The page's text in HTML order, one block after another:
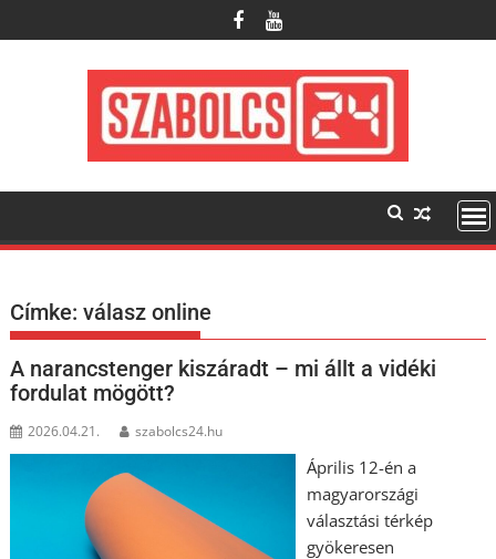
to
Címke:válasz online
A narancstenger kiszáradt – mi állt a vidéki
fordulat mögött?
2026.04.21. szabolcs24.hu
Április 12-én a
magyarországi
választási térkép
gyökeresen